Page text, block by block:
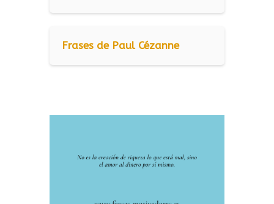
Frases de Paul Cézanne